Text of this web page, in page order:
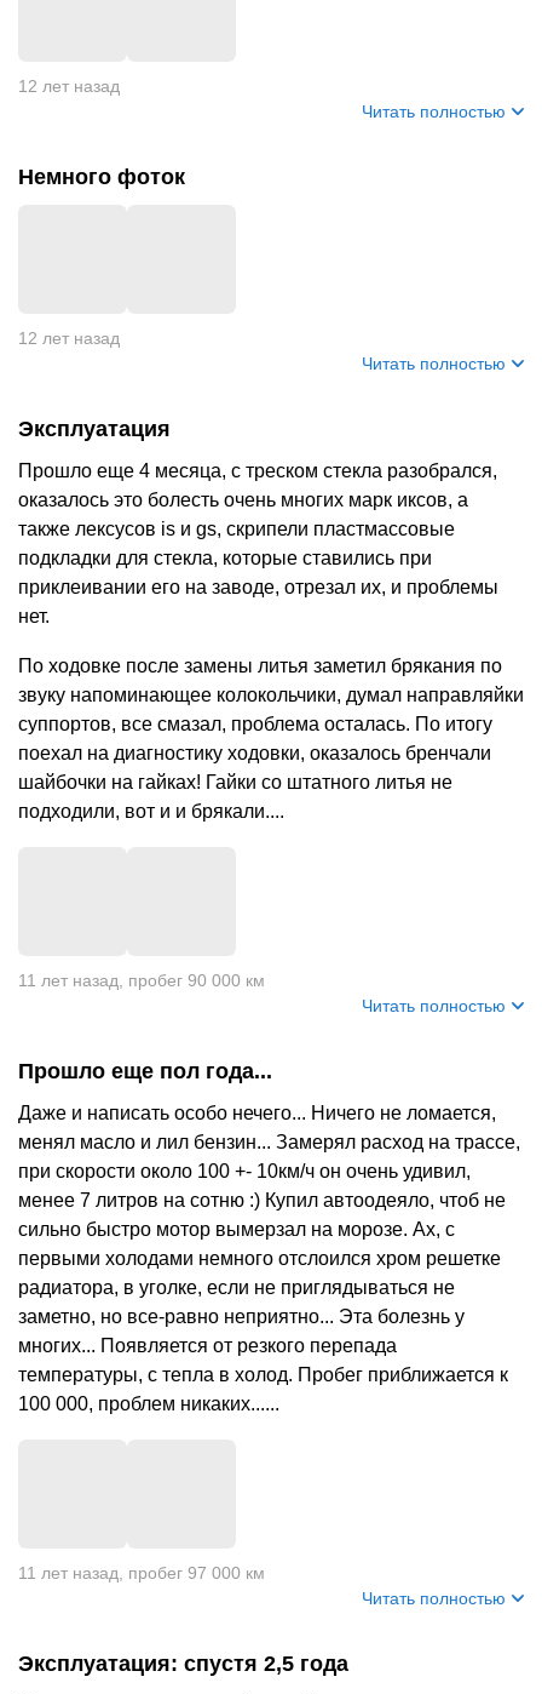
12 лет назад
Читать полностью
Немного фоток
12 лет назад
Читать полностью
Эксплуатация
Прошло еще 4 месяца, с треском стекла разобрался,
оказалось это болесть очень многих марк иксов, а
также лексусов is и gs, скрипели пластмассовые
подкладки для стекла, которые ставились при
приклеивании его на заводе, отрезал их, и проблемы
нет.
По ходовке после замены литья заметил брякания по
звуку напоминающее колокольчики, думал направляйки
суппортов, все смазал, проблема осталась. По итогу
поехал на диагностику ходовки, оказалось бренчали
шайбочки на гайках! Гайки со штатного литья не
подходили, вот и и брякали....
+1
11 лет назад
пробег 90 000 км
Читать полностью
Прошло еще пол года...
Даже и написать особо нечего... Ничего не ломается,
менял масло и лил бензин... Замерял расход на трассе,
при скорости около 100 +- 10км/ч он очень удивил,
менее 7 литров на сотню :) Купил автоодеяло, чтоб не
сильно быстро мотор вымерзал на морозе. Ах, с
первыми холодами немного отслоился хром решетке
радиатора, в уголке, если не приглядываться не
заметно, но все-равно неприятно... Эта болезнь у
многих... Появляется от резкого перепада
температуры, с тепла в холод. Пробег приближается к
100 000, проблем никаких......
+1
11 лет назад
пробег 97 000 км
Читать полностью
Эксплуатация: спустя 2,5 года